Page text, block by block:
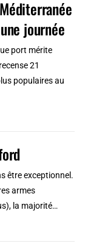
journée
port mérite
21
populaires au
être exceptionnel.
armes
la majorité…